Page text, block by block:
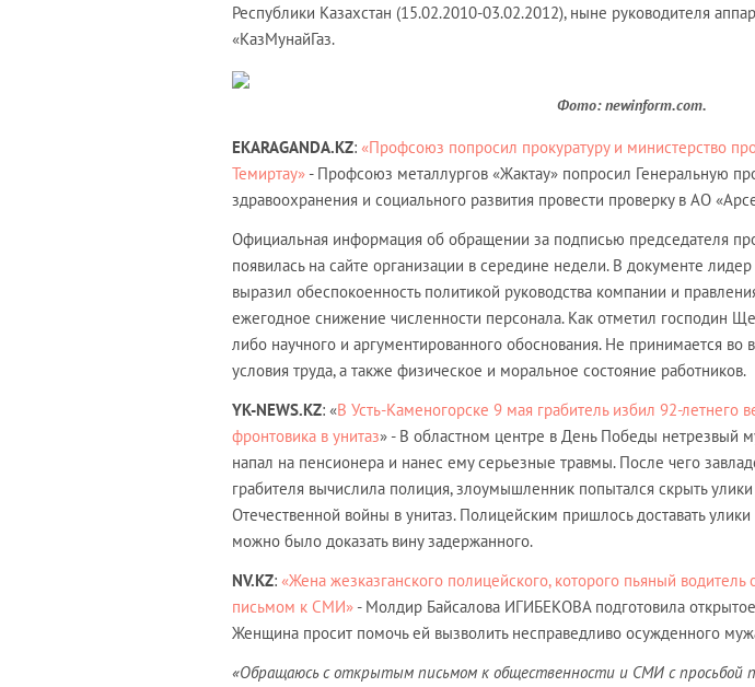
Республики Казахстан (15.02.2010-03.02.2012), ныне руководителя
«КазМунайГаз.
Фото: newinform.com.
EKARAGANDA.KZ: «Профсоюз попросил прокуратуру и министерство
Темиртау» - Профсоюз металлургов «Жактау» попросил Генеральную
здравоохранения и социального развития провести проверку в АО
Официальная информация об обращении за подписью председателя
появилась на сайте организации в середине недели. В документе
выразил обеспокоенность политикой руководства компании и
ежегодное снижение численности персонала. Как отметил господин
либо научного и аргументированного обоснования. Не принимается во
условия труда, а также физическое и моральное состояние работников.
YK-NEWS.KZ: «В Усть-Каменогорске 9 мая грабитель избил 92-летнего
фронтовика в унитаз» - В областном центре в День Победы нетрезвый
напал на пенсионера и нанес ему серьезные травмы. После чего
грабителя вычислила полиция, злоумышленник попытался скрыть
Отечественной войны в унитаз. Полицейским пришлось доставать
можно было доказать вину задержанного.
NV.KZ: «Жена жезказганского полицейского, которого пьяный
письмом к СМИ» - Молдир Байсалова ИГИБЕКОВА подготовила
Женщина просит помочь ей вызволить несправедливо осужденного
«Обращаюсь с открытым письмом к общественности и СМИ с просьбой